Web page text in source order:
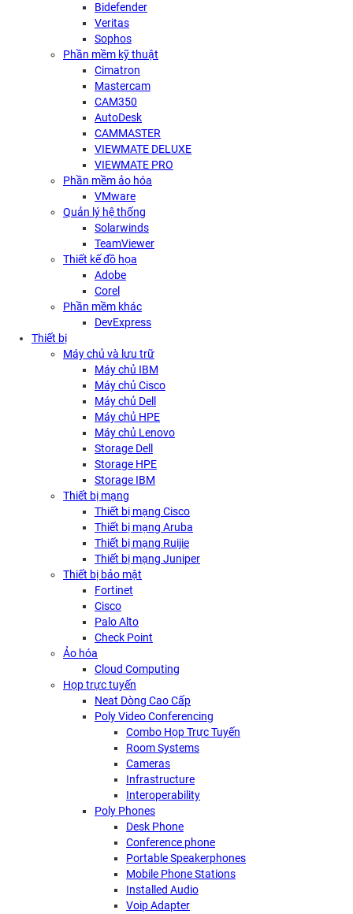
Bidefender
Veritas
Sophos
Phần mềm kỹ thuật
Cimatron
Mastercam
CAM350
AutoDesk
CAMMASTER
VIEWMATE DELUXE
VIEWMATE PRO
Phần mềm ảo hóa
VMware
Quản lý hệ thống
Solarwinds
TeamViewer
Thiết kế đồ họa
Adobe
Corel
Phần mềm khác
DevExpress
Thiết bị
Máy chủ và lưu trữ
Máy chủ IBM
Máy chủ Cisco
Máy chủ Dell
Máy chủ HPE
Máy chủ Lenovo
Storage Dell
Storage HPE
Storage IBM
Thiết bị mạng
Thiết bị mạng Cisco
Thiết bị mạng Aruba
Thiết bị mạng Ruijie
Thiết bị mạng Juniper
Thiết bị bảo mật
Fortinet
Cisco
Palo Alto
Check Point
Ảo hóa
Cloud Computing
Họp trực tuyến
Neat Dòng Cao Cấp
Poly Video Conferencing
Combo Họp Trực Tuyến
Room Systems
Cameras
Infrastructure
Interoperability
Poly Phones
Desk Phone
Conference phone
Portable Speakerphones
Mobile Phone Stations
Installed Audio
Voip Adapter